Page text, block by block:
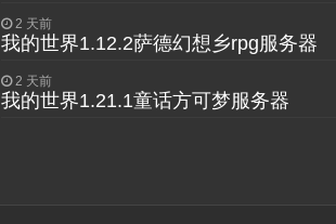
2 天前
我的世界1.12.2萨德幻想乡rpg服务器
2 天前
我的世界1.21.1童话方可梦服务器